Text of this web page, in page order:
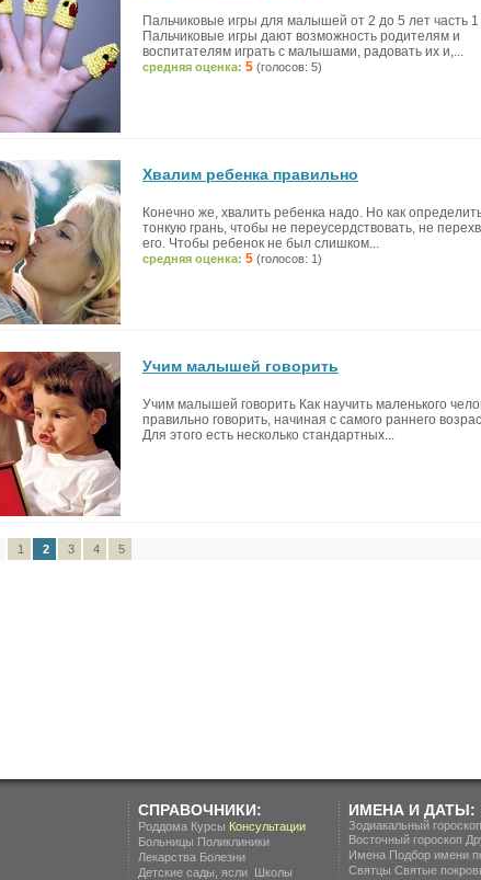
Пальчиковые игры для малышей от 2 до 5 лет часть 1
Пальчиковые игры дают возможность родителям и
воспитателям играть с малышами, радовать их и,...
средняя оценка: 5 (голосов: 5)
Хвалим ребенка правильно
Конечно же, хвалить ребенка надо. Но как
тонкую грань, чтобы не переусердствовать, не
его. Чтобы ребенок не был слишком...
средняя оценка: 5 (голосов: 1)
Учим малышей говорить
Учим малышей говорить Как научить маленького
правильно говорить, начиная с самого раннего
Для этого есть несколько стандартных...
1 2 3 4 5
СПРАВОЧНИКИ:
Роддома Курсы Консультации
Больницы Поликлиники
Лекарства Болезни
Детские сады, ясли Школы
ИМЕНА И ДАТЫ:
Зодиакальный гороскоп
Восточный гороскоп
Имена Подбор имени
Святцы Святые